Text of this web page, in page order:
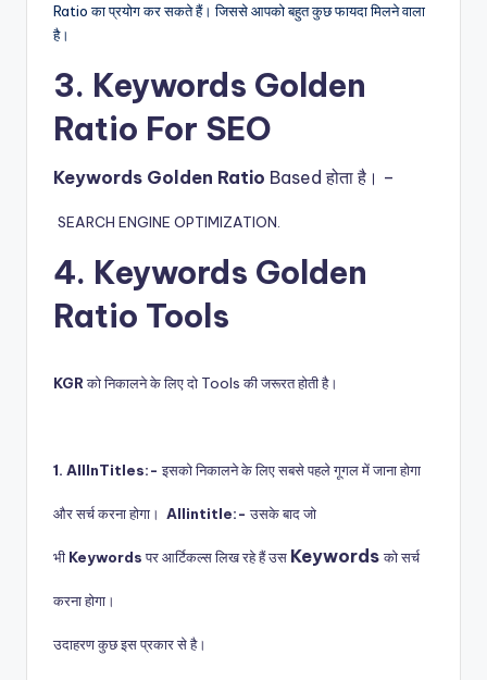
Ratio का प्रयोग कर सकते हैं। जिससे आपको बहुत कुछ फायदा मिलने वाला
है।
3. Keywords Golden
Ratio For SEO
Keywords Golden Ratio Based होता है। –
SEARCH ENGINE OPTIMIZATION.
4. Keywords Golden
Ratio Tools
KGRको निकालने के लिए दो Tools की जरूरत होती है।
1. AllInTitles:-इसको निकालने के लिए सबसे पहले गूगल में जाना होगा
और सर्च करना होगा। Allintitle:-उसके बाद जो
भी Keywordsपर आर्टिकल्स लिख रहे हैं उस Keywords को सर्च
करना होगा।
उदाहरण कुछ इस प्रकार से है।